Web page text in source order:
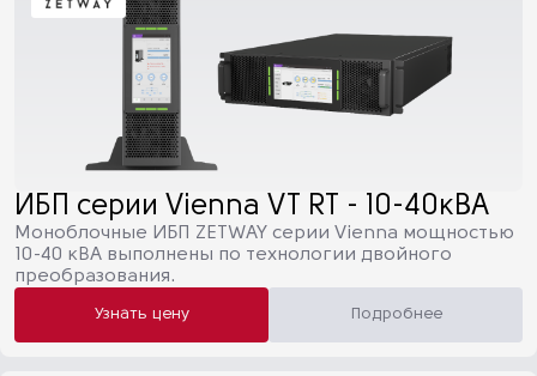
ИБП серии Vienna VT RT - 10-40кВА
Моноблочные ИБП ZETWAY серии Vienna мощностью
10-40 кВА выполнены по технологии двойного
преобразования.
Узнать цену Подробнее